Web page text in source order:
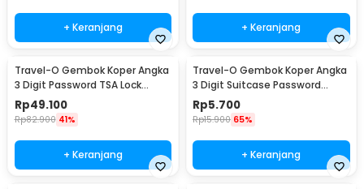
+ Keranjang + Keranjang
Travel-O Gembok Koper Angka
3 Digit Password TSA Lock
Suitcase Luggage - TSA-530
Rp49.100
Rp82.900 41%
+ Keranjang
Travel-O Gembok Koper Angka
3 Digit Suitcase Password
Safety Lock - NTA-520
Rp5.700
Rp15.900 65%
+ Keranjang